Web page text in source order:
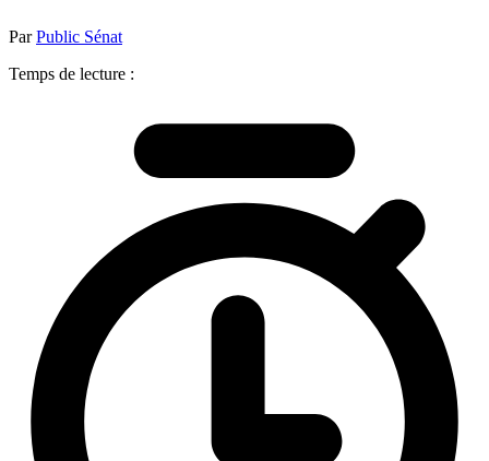
ParPublic Sénat
Temps de lecture :